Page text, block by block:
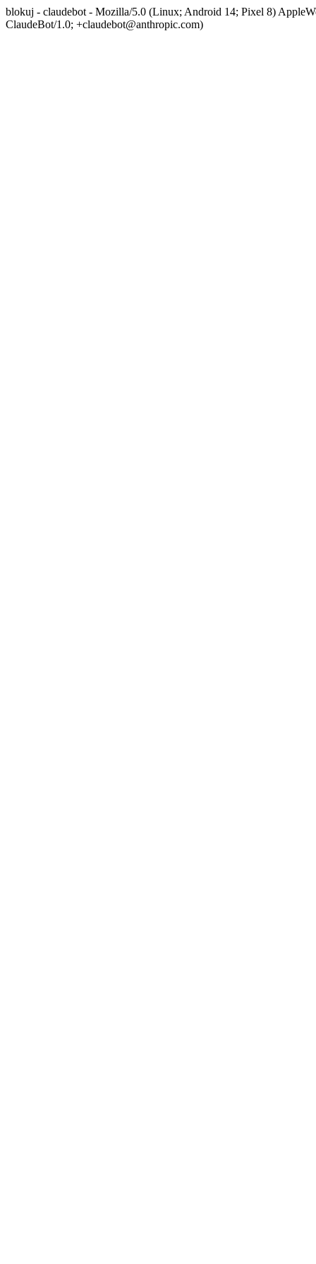
blokuj - claudebot - Mozilla/5.0 (Linux; Android 14; Pixel 8)
ClaudeBot/1.0; +claudebot@anthropic.com)